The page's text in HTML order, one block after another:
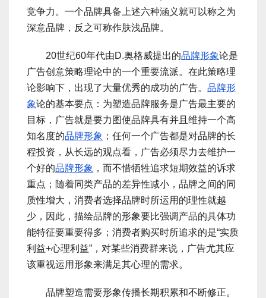
竞争力。一个品牌具备上述六种涵义就可以称之为
深意品牌，反之可称作肤浅品牌。
20世纪60年代由D.奥格威提出的品牌形象论是
广告创意策略理论中的一个重要流派。在此策略理
论影响下，出现了大量优秀的成功的广告。 品牌形
象论的基本要点：为塑造品牌服务是广告最主要的
目标，广告就是要力图使品牌具有并且维持一个高
知名度的品牌形象 ；任何一个广告都是对品牌的长
程投资，从长远的观点看，广告必须尽力去维护一
个好的品牌形象 ，而不惜牺牲追求短期效益的诉求
重点；随着同类产品的差异性减小，品牌之间的同
质性增大，消费者选择品牌时所运用的理性就越
少，因此，描绘品牌的形象要比强调产品的具体功
能特征要重要得多；消费者购买时所追求的是“实质
利益+心理利益”，对某些消费群来说，广告尤其应
该重视运用形象来满足其心理的需求。
品牌塑造需要形象传播长期积累和不断修正。